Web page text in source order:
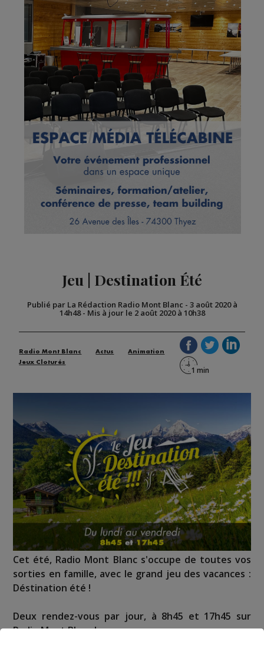
Jeu | Destination Été
Publié par La Rédaction Radio Mont Blanc - 3 août 2020 à
14h48- Mis à jour le 2 août 2020 à 10h38
Radio Mont Blanc Actus
Animation
Jeux Cloturés
Cet été, Radio Mont Blanc s'occupe de toutes vos
sorties en famille, avec le grand jeu des vacances :
Déstination été !
Deux rendez-vous par jour, à 8h45 et 17h45 sur
Radio Mont Blanc !